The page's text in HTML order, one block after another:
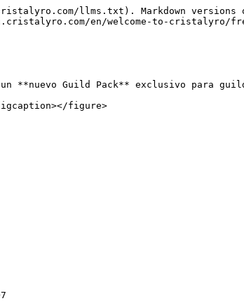
llms.txt). Markdown versions
en/welcome-to-cristalyro/
**nuevo Guild Pack** exclusivo para
figure>